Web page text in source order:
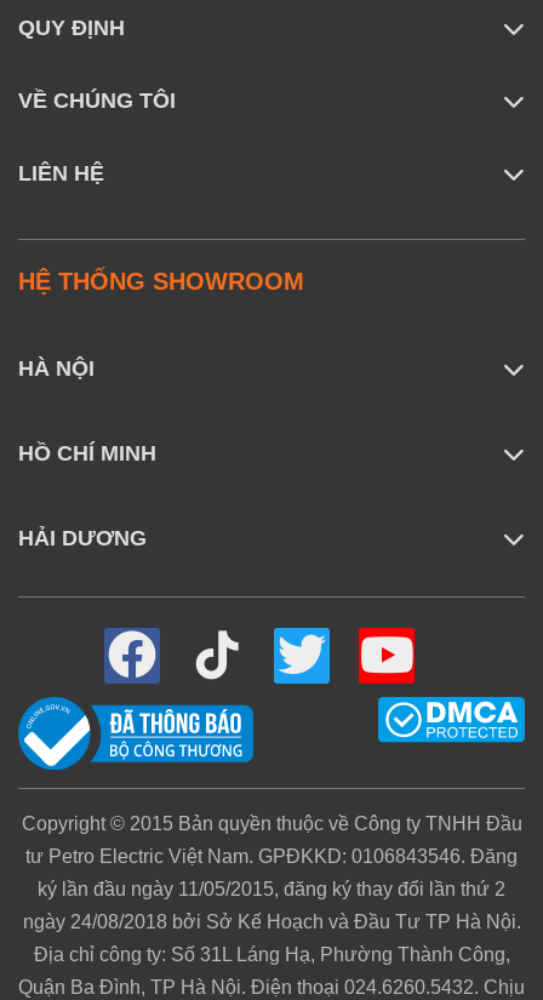
QUY ĐỊNH
VỀ CHÚNG TÔI
LIÊN HỆ
HỆ THỐNG SHOWROOM
HÀ NỘI
HỒ CHÍ MINH
HẢI DƯƠNG
Copyright © 2015 Bản quyền thuộc về Công ty TNHH Đầu
tư Petro Electric Việt Nam. GPĐKKD: 0106843546. Đăng
ký lần đầu ngày 11/05/2015, đăng ký thay đổi lần thứ 2
ngày 24/08/2018 bởi Sở Kế Hoạch và Đầu Tư TP Hà Nội.
Địa chỉ công ty: Số 31L Láng Hạ, Phường Thành Công,
Quận Ba Đình, TP Hà Nội. Điện thoại 024.6260.5432. Chịu